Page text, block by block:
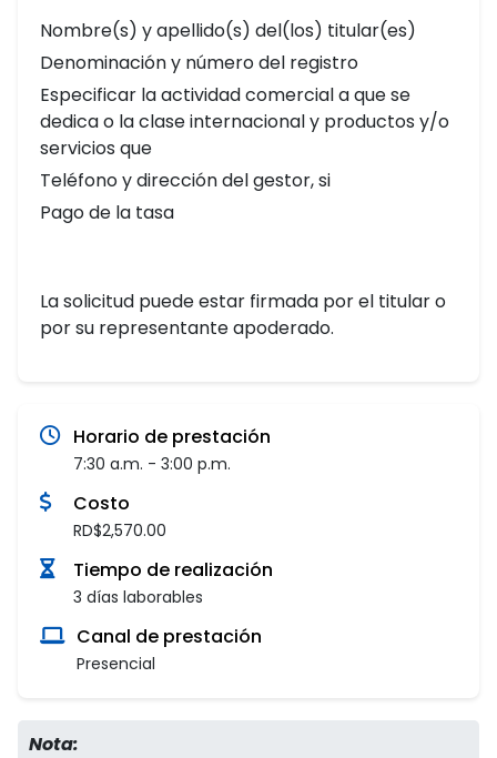
Nombre(s) y apellido(s) del(los) titular(es)
Denominación y número del registro
Especificar la actividad comercial a que se
dedica o la clase internacional y productos y/o
servicios que
Teléfono y dirección del gestor, si
Pago de la tasa
La solicitud puede estar firmada por el titular o
por su representante apoderado.
Horario de prestación
7:30 a.m. - 3:00 p.m.
Costo
RD$2,570.00
Tiempo de realización
3 días laborables
Canal de prestación
Presencial
Nota: